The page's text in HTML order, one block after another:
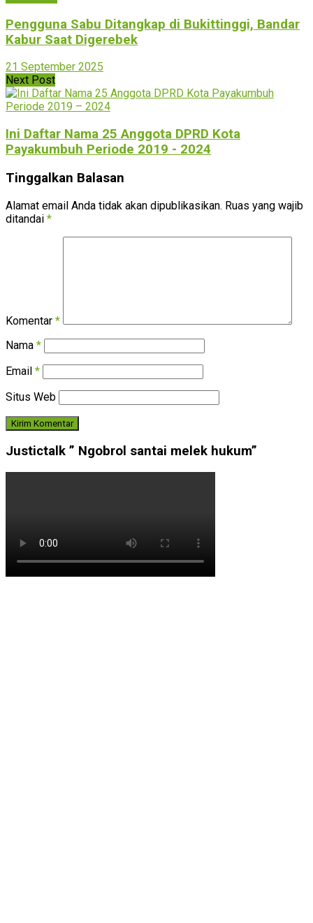
Pengguna Sabu Ditangkap di Bukittinggi, Bandar
Kabur Saat Digerebek
21 September 2025
Next Post
Ini Daftar Nama 25 Anggota DPRD Kota
Payakumbuh Periode 2019 - 2024
Tinggalkan Balasan
Alamat email Anda tidak akan dipublikasikan. Ruas yang wajib
ditandai *
Komentar *
Nama *
Email *
Situs Web
Justictalk ” Ngobrol santai melek hukum”